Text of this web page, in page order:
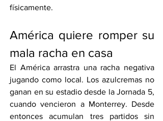
físicamente.
América quiere romper su
mala racha en casa
El América arrastra una racha negativa
jugando como local. Los azulcremas no
ganan en su estadio desde la Jornada 5,
cuando vencieron a Monterrey. Desde
entonces acumulan tres partidos sin